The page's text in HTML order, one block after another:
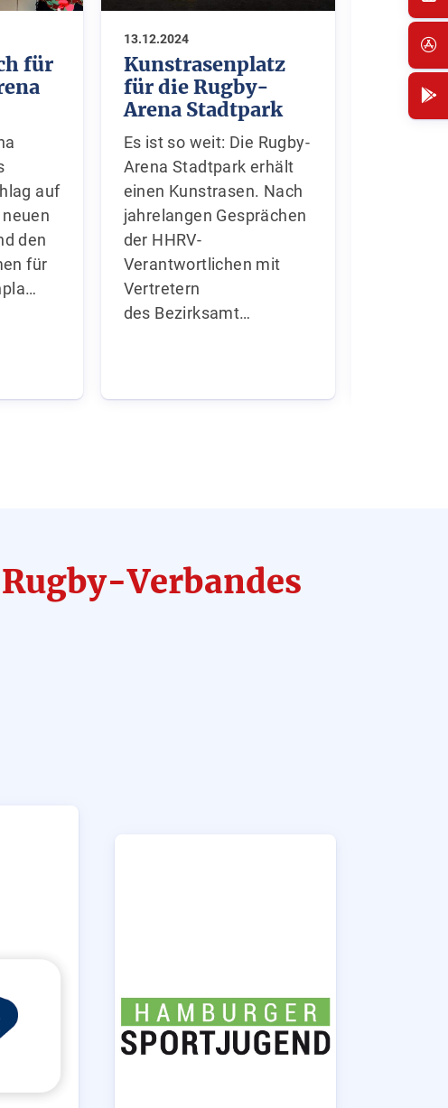
für
auf
den
für
13.12.2024
Kunstrasenplatz
für die Rugby-
Arena Stadtpark
Es ist so weit: Die Rugby-
Arena Stadtpark erhält
einen Kunstrasen. Nach
jahrelangen Gesprächen
der HHRV-
Verantwortlichen mit
Vertretern
des Bezirksamt…
09.12.2024
in die
Verbandes